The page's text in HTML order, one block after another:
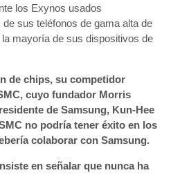
los Exynos usados
sus teléfonos de gama alta de
mayoría de sus dispositivos de
de chips, su competidor
cuyo fundador Morris
de Samsung, Kun-Hee
no podría tener éxito en los
colaborar con Samsung.
en señalar que nunca ha